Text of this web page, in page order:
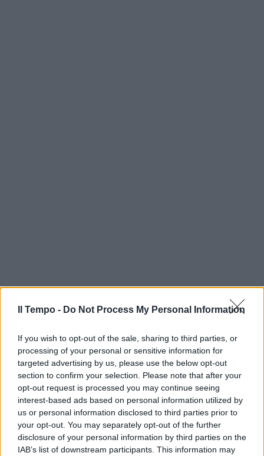
Il Tempo - Do Not Process My Personal Information
If you wish to opt-out of the sale, sharing to third parties, or
processing of your personal or sensitive information for
targeted advertising by us, please use the below opt-out
section to confirm your selection. Please note that after your
opt-out request is processed you may continue seeing
interest-based ads based on personal information utilized by
us or personal information disclosed to third parties prior to
your opt-out. You may separately opt-out of the further
disclosure of your personal information by third parties on the
IAB’s list of downstream participants. This information may